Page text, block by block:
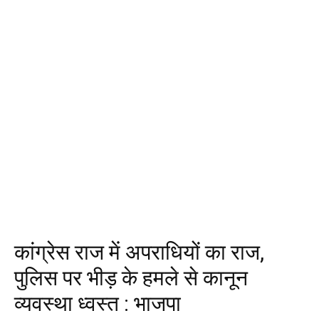
कांग्रेस राज में अपराधियों का राज,
पुलिस पर भीड़ के हमले से कानून
व्यवस्था ध्वस्त : भाजपा